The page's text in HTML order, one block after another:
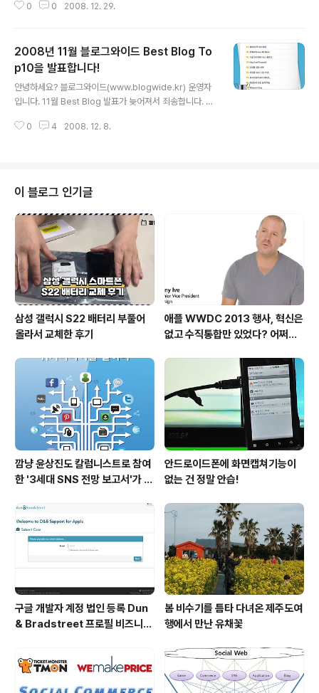
구었던 촛불문화제가 2008년 10대뉴스 1위로 선정되었
여준 쾌거라고 할 수 있을 것입니다. 물론 뜻이 관철되지 않
았기 때문에 미완의 걸작이라고 할 수 있습니다. 하지만 현
재 마트를 중심으로 미국산쇠고기 판매가 급증하고 있다는
현실은 대한민국 국민의 냄비근성을 보여주는 것 같아 씁
쓸합니다. 2. 미국발 금융위기와 경제위기 미국의 서브프
라임 사태에서 출발한 금융위기와 경제위기가 대한민국을
0 0 2008. 12. 29.
2008년 11월 블로그와이드 Best Blog To
p10을 발표합니다!
안녕하세요? 블로그와이드(www.blogwide.kr) 운영자
입니다. 11월 Best Blog 발표가 늦어져서 죄송합니다. 2
이드에 블로그를 등록해주셔서 감사드립니다. 그럼 12월
0 4 2008. 12. 8.
이 블로그 인기글
삼성 갤럭시 S22 배터리 부풀어
올라서 교체한 후기
애플 WWDC 2013 행사, 혁신은
없고 수직통합만 있었다? 어쩌면
깜냥 윤상진도 칼럼니스트로 참여
한 '3세대 SNS 전망 보고서'가 발
안드로이드폰에 화면캡쳐기능이
없는 건 정말 안습!
구글 개발자 계정 법인 등록 Dun
& Bradstreet 프로필 비즈니스
봄 비수기를 틈타 다녀온 제주도여
행에서 만난 유채꽃